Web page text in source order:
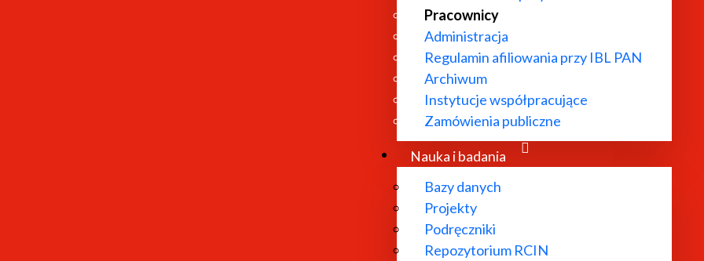
Pracownicy
Administracja
Regulamin afiliowania przy IBL PAN
Archiwum
Instytucje współpracujące
Zamówienia publiczne
Nauka i badania
Bazy danych
Projekty
Podręczniki
Repozytorium RCIN